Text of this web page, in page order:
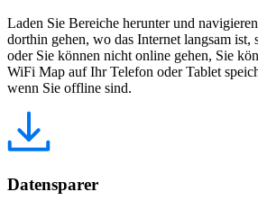
Laden Sie Bereiche herunter und
dorthin gehen, wo das Internet langsam ist,
oder Sie können nicht online gehen, Sie
WiFi Map auf Ihr Telefon oder Tablet
wenn Sie offline sind.
Datensparer